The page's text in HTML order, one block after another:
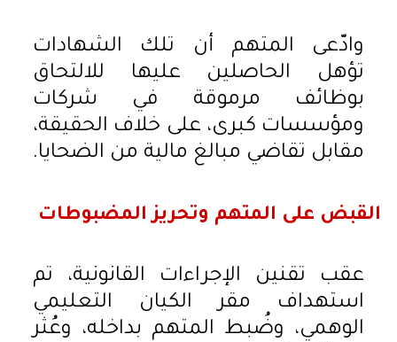
وادّعى المتهم أن تلك الشهادات
تؤهل الحاصلين عليها للالتحاق
بوظائف مرموقة في شركات
ومؤسسات كبرى، على خلاف الحقيقة،
مقابل تقاضي مبالغ مالية من الضحايا.
القبض على المتهم وتحريز المضبوطات
عقب تقنين الإجراءات القانونية، تم
استهداف مقر الكيان التعليمي
الوهمي، وضُبط المتهم بداخله، وعُثر